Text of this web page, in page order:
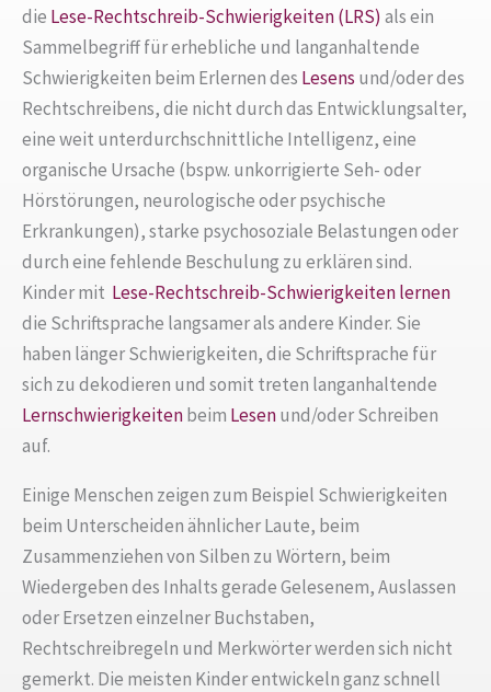
die Lese-Rechtschreib-Schwierigkeiten (LRS) als ein
Sammelbegriff für erhebliche und langanhaltende
Schwierigkeiten beim Erlernen des Lesens und/oder des
Rechtschreibens, die nicht durch das Entwicklungsalter,
eine weit unterdurchschnittliche Intelligenz, eine
organische Ursache (bspw. unkorrigierte Seh- oder
Hörstörungen, neurologische oder psychische
Erkrankungen), starke psychosoziale Belastungen oder
durch eine fehlende Beschulung zu erklären sind.
Kinder mit Lese-Rechtschreib-Schwierigkeitenlernen
die Schriftsprache langsamer als andere Kinder. Sie
haben länger Schwierigkeiten, die Schriftsprache für
sich zu dekodieren und somit treten langanhaltende
Lernschwierigkeitenbeim Lesenund/oder Schreiben
auf.
Einige Menschen zeigen zum Beispiel Schwierigkeiten
beim Unterscheiden ähnlicher Laute, beim
Zusammenziehen von Silben zu Wörtern, beim
Wiedergeben des Inhalts gerade Gelesenem, Auslassen
oder Ersetzen einzelner Buchstaben,
Rechtschreibregeln und Merkwörter werden sich nicht
gemerkt. Die meisten Kinder entwickeln ganz schnell